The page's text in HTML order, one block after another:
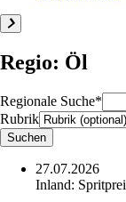
Regio: Öl
Regionale Suche*
Rubrik
27.07.2026
Inland: